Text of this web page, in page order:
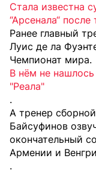
Стала известна
“Арсенала“
Ранее главный
Луис де ла
Чемпионат мира.
В нём не
"Реала"
.
А тренер
Байсуфинов
окончательный
Армении и
.